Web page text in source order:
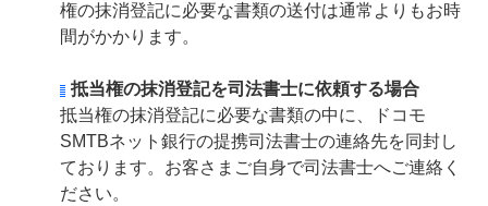
権の抹消登記に必要な書類の送付は通常よりもお時
間がかかります。
抵当権の抹消登記を司法書士に依頼する場合
抵当権の抹消登記に必要な書類の中に、ドコモ
SMTBネット銀行の提携司法書士の連絡先を同封し
ております。お客さまご自身で司法書士へご連絡く
ださい。